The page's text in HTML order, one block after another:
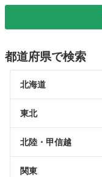
都道府県で検索
北海道
東北
北陸・甲信越
関東